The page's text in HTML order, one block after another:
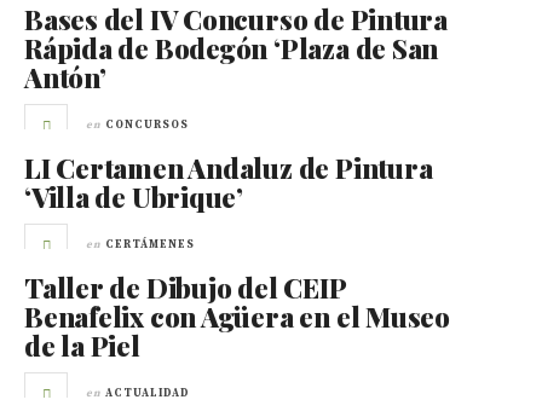
Bases del IV Concurso de Pintura
Rápida de Bodegón ‘Plaza de San
Antón’
en CONCURSOS
LI Certamen Andaluz de Pintura
‘Villa de Ubrique’
en CERTÁMENES
Taller de Dibujo del CEIP
Benafelix con Agüera en el Museo
de la Piel
en ACTUALIDAD